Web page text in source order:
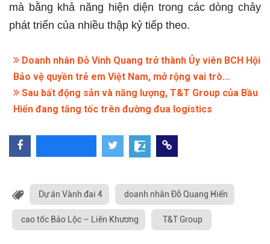
mà bằng khả năng hiện diện trong các dòng chảy
phát triển của nhiều thập kỷ tiếp theo.
Doanh nhân Đỗ Vinh Quang trở thành Ủy viên BCH Hội
Bảo vệ quyền trẻ em Việt Nam, mở rộng vai trò...
Sau bất động sản và năng lượng, T&T Group của Bầu
Hiển đang tăng tốc trên đường đua logistics
Dự án Vành đai 4 doanh nhân Đỗ Quang Hiển
cao tốc Bảo Lộc – Liên Khương T&T Group